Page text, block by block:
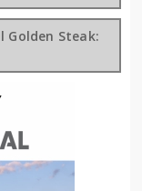
Golden Steak: